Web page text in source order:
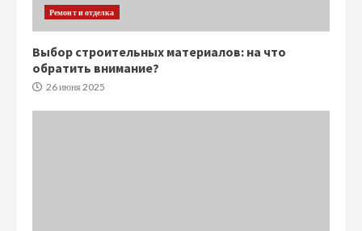
Ремонт и отделка
Выбор строительных материалов: на что
обратить внимание?
26 июня 2025